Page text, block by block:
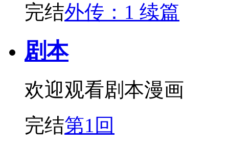
完结外传：1 续篇
剧本
欢迎观看剧本漫画
完结第1回